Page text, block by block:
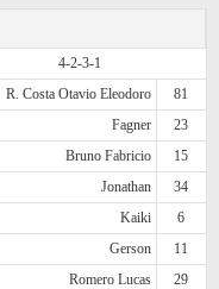
4-2-3-1
R. Costa Otavio Eleodoro
81
Fagner
23
Bruno Fabricio
15
Jonathan
34
Kaiki
6
Gerson
11
Romero Lucas
29